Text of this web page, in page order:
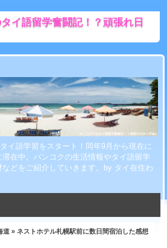
イ語留学奮闘記！？頑張れ日
イ語学習をスタート！同年9月から現在に
在中。バンコクの生活情報やタイ語留学
どをご紹介していきます。by タイ在住わ
道 » ネストホテル札幌駅前に数日間宿泊した感想